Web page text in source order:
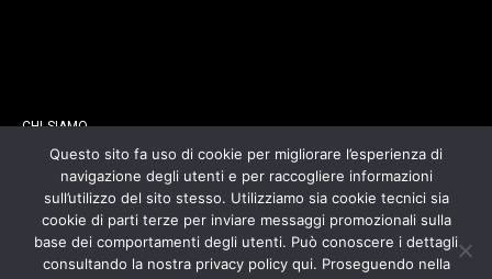
CHI SIAMO
CONTATTI
COOKIES POLICY
Questo sito fa uso di cookie per migliorare l’esperienza di
navigazione degli utenti e per raccogliere informazioni
sull’utilizzo del sito stesso. Utilizziamo sia cookie tecnici sia
cookie di parti terze per inviare messaggi promozionali sulla
base dei comportamenti degli utenti. Può conoscere i dettagli
consultando la nostra privacy policy qui. Proseguendo nella